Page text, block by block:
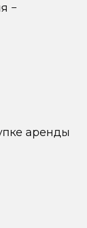
−
аренды